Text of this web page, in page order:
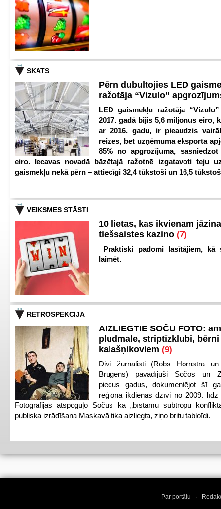
SKATS
Pērn dubultojies LED
ražotāja “Vizulo”
LED gaismekļu ražotāja
2017. gadā bijis 5,6 miljonus eiro,
ar 2016. gadu, ir pieaudzis
reizes, bet uzņēmuma eksporta
85% no apgrozījuma,
eiro. Iecavas novadā bāzētajā ražotnē izgatavoti teju
gaismekļu nekā pērn – attiecīgi 32,4 tūkstoši un 16,5
VEIKSMES STĀSTI
10 lietas, kas ikvienam
tiešsaistes kazino (7)
Praktiski padomi lasītājiem, kā
laimēt.
RETROSPEKCIJA
AIZLIEGTIE SOČU FOTO:
pludmale, striptīzklubi, bērni
kalašņikoviem (9)
Divi žurnālisti (Robs Hornstra
Brugens) pavadījuši Sočos un
piecus gadus, dokumentējot šī
reģiona ikdienas dzīvi no 2009. līdz
Fotogrāfijas atspoguļo Sočus kā „bīstamu subtropu
publiska izrādīšana Maskavā tika aizliegta, ziņo britu tabloīdi.
Par portālu ·